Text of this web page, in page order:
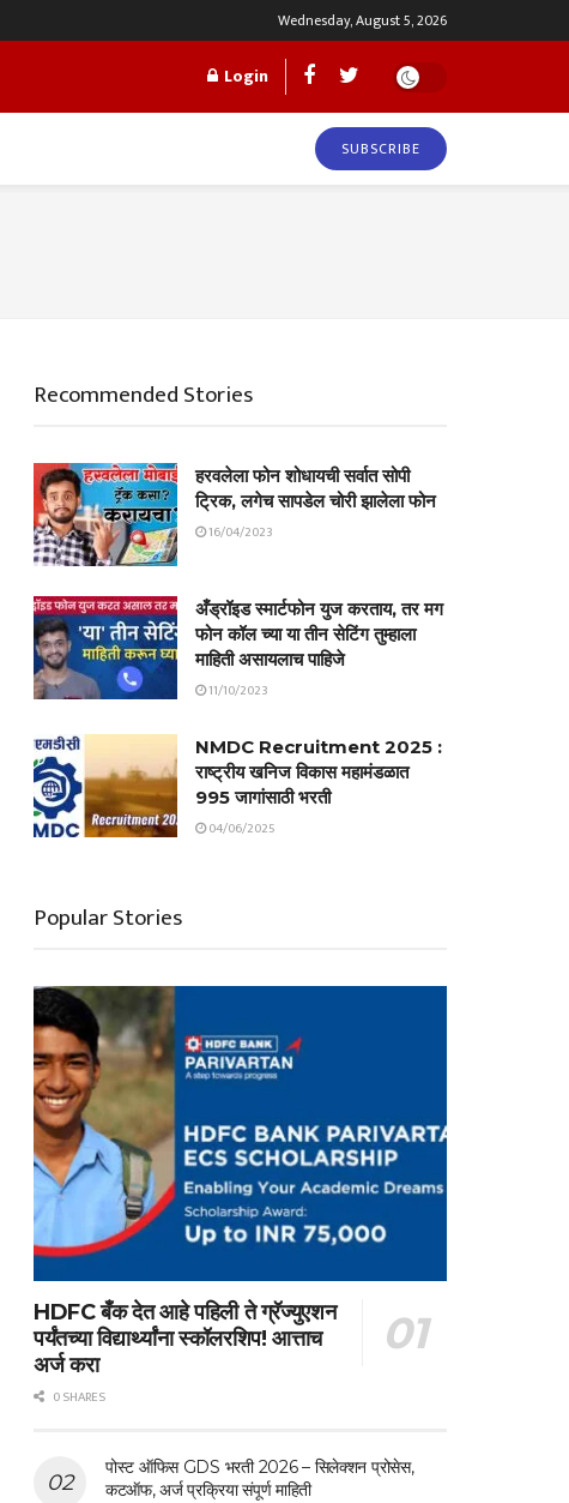
Wednesday, August 5, 2026
Login
SUBSCRIBE
Recommended Stories
हरवलेला फोन शोधायची सर्वात सोपी
ट्रिक, लगेच सापडेल चोरी झालेला फोन
16/04/2023
अँड्रॉइड स्मार्टफोन युज करताय, तर मग
फोन कॉल च्या या तीन सेटिंग तुम्हाला
माहिती असायलाच पाहिजे
11/10/2023
NMDC Recruitment 2025 :
राष्ट्रीय खनिज विकास महामंडळात
995 जागांसाठी भरती
04/06/2025
Popular Stories
HDFC बँक देत आहे पहिली ते ग्रॅज्युएशन
पर्यंतच्या विद्यार्थ्यांना स्कॉलरशिप! आत्ताच
अर्ज करा
0 SHARES
पोस्ट ऑफिस GDS भरती 2026 – सिलेक्शन प्रोसेस,
कटऑफ, अर्ज प्रक्रिया संपूर्ण माहिती